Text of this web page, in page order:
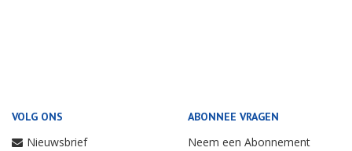
VOLG ONS
Nieuwsbrief
ABONNEE VRAGEN
Neem een Abonnement